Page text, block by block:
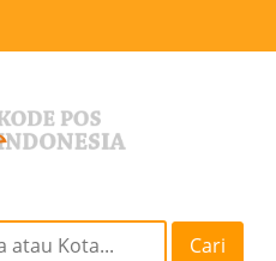
Cari